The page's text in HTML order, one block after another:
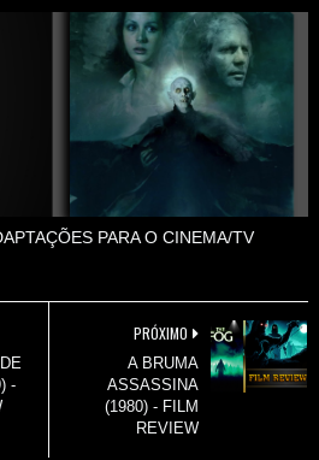
PARA O CINEMA/TV
PRÓXIMO
A BRUMA
ASSASSINA
(1980) - FILM
REVIEW
-